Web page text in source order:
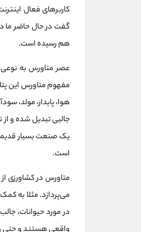
کاربرهای فعال
گفت در حال حاضر ما
هم رسیده است.
عصر متاورس به نوعی
مفهوم متاورس این
هوا، پایدار، مولد،
جالبی تبدیل شده و از
یک صنعت بسیار
است.
متاورس در کشاورزی
می‌پردازد. مثلا به
در مورد حیوانات،